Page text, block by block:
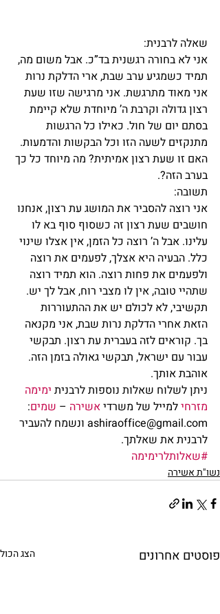
שאלה לרבנית:
אני לא בחורה רגשנית בד”כ. אבל משום מה,
תמיד כשמגיע ערב שבת, ארי הדלקת נרות
אני מאוד מתרגשת. אני מרגישה שזו שעת
רצון גדולה וקרבת ה’ מיוחדת שלא קיימת
בסתם יום של חול. כאילו כל הרגשות
מתנקזים לשעה הזו וכל הבקשות והדמעות.
האם זו שעת רצון אמיתית? מה מיוחד כל כך
בערב הזה?.
תשובה:
אני רוצה להסביר את המושג עת רצון, אנחנו
חושבים שעת רצון זה כשסוף סוף בא לו
עלינו. אבל ה’ רוצה כל הזמן, אין אצלו שינוי
כלל. הבעיה היא אצלך, לפעמים את רוצה
ולפעמים את פחות רוצה. הוא תמיד רוצה
שתהיי טובה, אין לו מצבי רוח, אבל לך יש.
תקשיבי, לא לכולם יש את ההתעוררות
הזאת אחרי הדלקת נרות שבת, אני מקנאה
בך. קוראים לזה בעברית עת רצון. תבקשי
עבור עם ישראל, תבקשי גאולה בזמן הזה.
אוהבת אותך.
ניתן לשלוח שאלות נוספות לרבנית ימימה
מזרחי למייל של משרדי אשירה – שמים:
ashiraoffice@gmail.com ונשמח להעביר
לרבנית את שאלתך.
#שאלותלרימימה
נשו"ת אשירה
פוסטים אחרונים הצג הכול